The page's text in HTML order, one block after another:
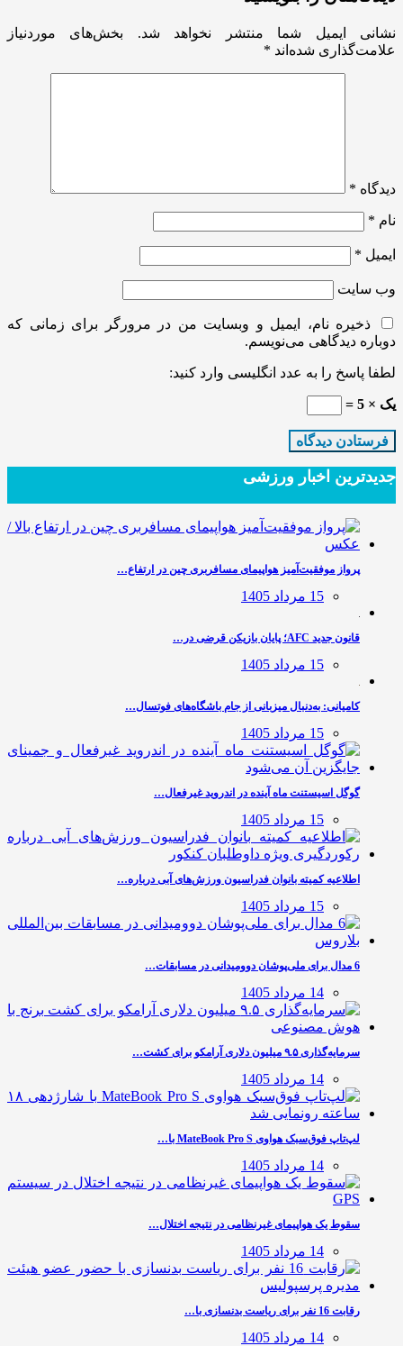
نشانی ایمیل شما منتشر نخواهد شد.
بخش‌های موردنیاز
علامت‌گذاری شده‌اند *
دیدگاه *
نام *
ایمیل *
وب‌ سایت
ذخیره نام، ایمیل و وبسایت من در مرورگر برای زمانی که
دوباره دیدگاهی می‌نویسم.
لطفا پاسخ را به عدد انگلیسی وارد کنید:
یک × 5 =
جدیدترین‌ اخبار ورزشی
پرواز موفقیت‌آمیز هواپیمای مسافربری چین در ارتفاع…
15 مرداد 1405
قانون جدید AFC؛ پایان بازیکن قرضی در…
15 مرداد 1405
کامیانی: به‌دنبال میزبانی از جام باشگاه‌های فوتسال…
15 مرداد 1405
گوگل اسیستنت ماه آینده در اندروید غیرفعال…
15 مرداد 1405
اطلاعیه کمیته بانوان فدراسیون ورزش‌های آبی درباره…
15 مرداد 1405
6 مدال برای ملی‌پوشان دوومیدانی در مسابقات…
14 مرداد 1405
سرمایه‌گذاری ۹.۵ میلیون دلاری آرامکو برای کشت…
14 مرداد 1405
لپ‌تاپ فوق‌سبک هواوی MateBook Pro S با…
14 مرداد 1405
سقوط یک هواپیمای غیرنظامی در نتیجه اختلال…
14 مرداد 1405
رقابت 16 نفر برای ریاست بدنسازی با…
14 مرداد 1405